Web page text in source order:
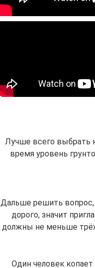
Лучше всего выбрать
время уровень
Дальше решить вопрос,
дорого, значит
должны не меньше
Один человек